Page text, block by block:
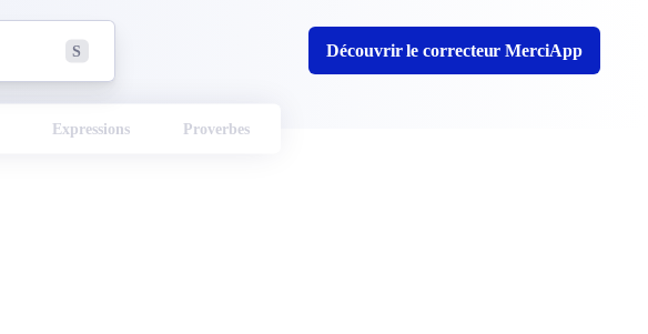
S Découvrir le correcteur MerciApp
Expressions Proverbes